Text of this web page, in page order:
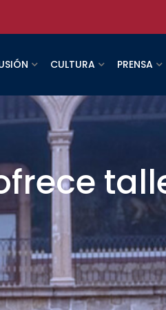
CULTURA PRENSA